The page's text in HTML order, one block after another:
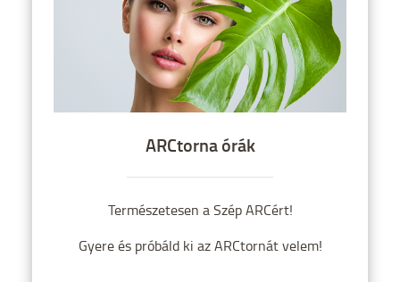
ARCtorna órák
Természetesen a Szép ARCért!
Gyere és próbáld ki az ARCtornát velem!